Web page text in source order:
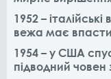
1952 –
вежа має впасти
1954 – у США
підводний